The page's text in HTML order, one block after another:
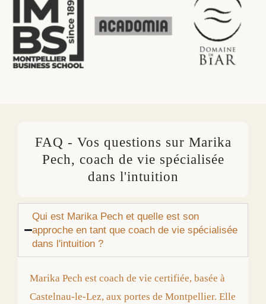
FAQ - Vos questions sur Marika
Pech, coach de vie spécialisée
dans l'intuition
Qui est Marika Pech et quelle est son
approche en tant que coach de vie spécialisée
dans l'intuition ?
Marika Pech est coach de vie certifiée, basée à
Castelnau-le-Lez, aux portes de Montpellier. Elle